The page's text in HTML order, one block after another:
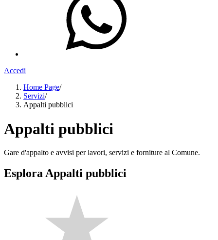
Accedi
Home Page/
Servizi/
Appalti pubblici
Appalti pubblici
Gare d'appalto e avvisi per lavori, servizi e forniture al Comune.
Esplora Appalti pubblici